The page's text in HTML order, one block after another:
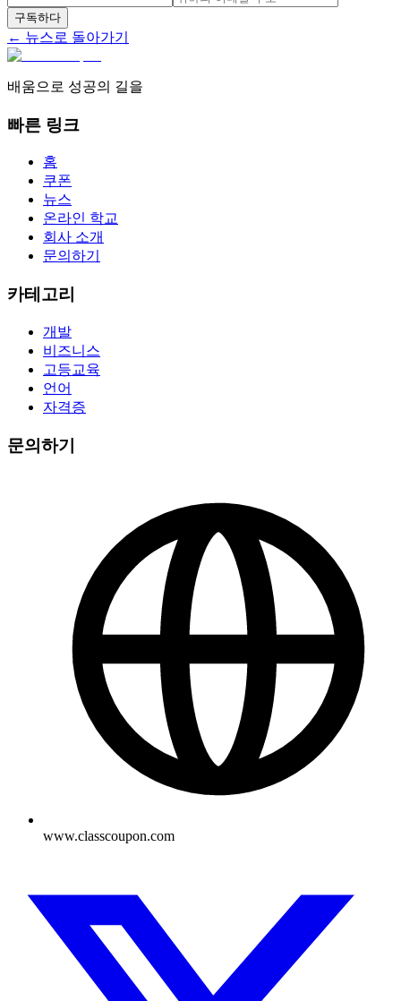
구독하다
← 뉴스로 돌아가기
배움으로 성공의 길을
빠른 링크
홈
쿠폰
뉴스
온라인 학교
회사 소개
문의하기
카테고리
개발
비즈니스
고등교육
언어
자격증
문의하기
www.classcoupon.com